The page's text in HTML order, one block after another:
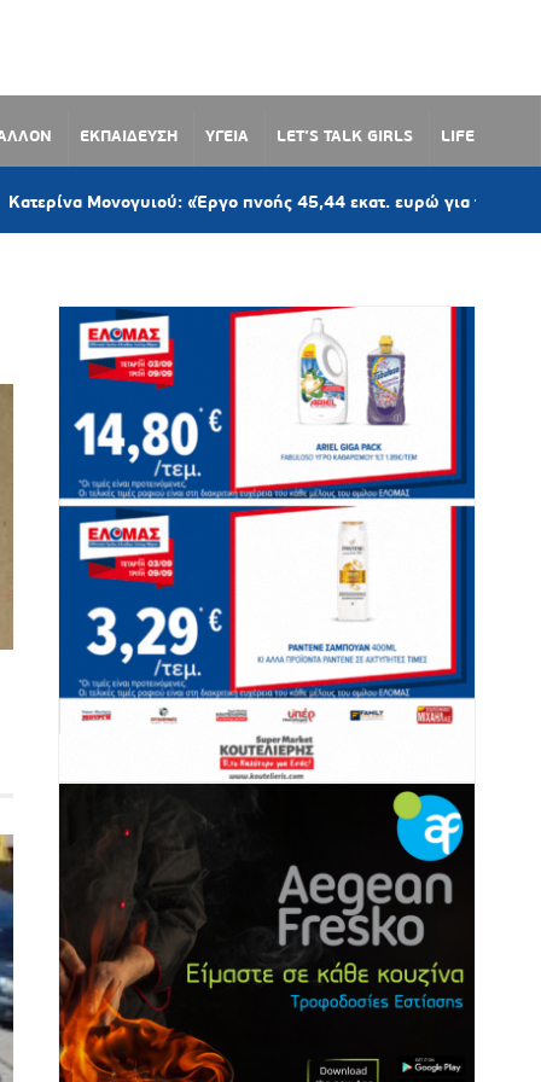
ΕΚΠΑΙΔΕΥΣΗ ΥΓΕΙΑ LET’S TALK GIRLS LIFE
«Έργο πνοής 45,44 εκατ. ευρώ για το Αεροδρόμιο